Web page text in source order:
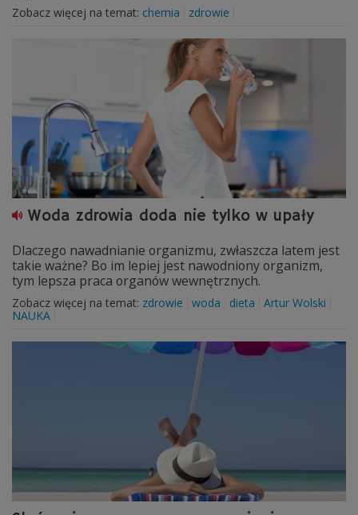
Zobacz więcej na temat: chemia zdrowie
Woda zdrowia doda nie tylko w upały
Dlaczego nawadnianie organizmu, zwłaszcza latem jest
takie ważne? Bo im lepiej jest nawodniony organizm,
tym lepsza praca organów wewnętrznych.
Zobacz więcej na temat: zdrowie woda dieta
Artur Wolski
NAUKA